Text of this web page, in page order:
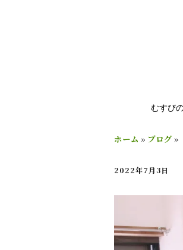
むすび
ホーム » ブログ »
2022年7月3日